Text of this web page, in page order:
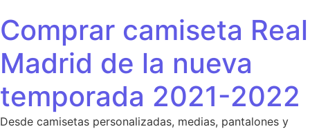
Comprar camiseta Real
Madrid de la nueva
temporada 2021-2022
Desde camisetas personalizadas, medias, pantalones y